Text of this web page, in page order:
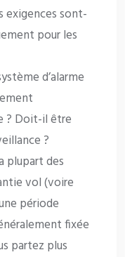
exigences sont-
pour les
d’alarme
? Doit-il être
?
plupart des
vol (voire
période
fixée
partez plus